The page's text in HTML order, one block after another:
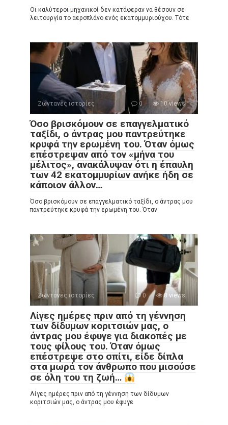
Οι καλύτεροι μηχανικοί δεν κατάφεραν να θέσουν σε
λειτουργία το αεροπλάνο ενός εκατομμυριούχου. Τότε
Ζωντανές ιστορίες 0 10 views
Όσο βρισκόμουν σε επαγγελματικό
ταξίδι, ο άντρας μου παντρεύτηκε
κρυφά την ερωμένη του. Όταν όμως
επέστρεψαν από τον «μήνα του
μέλιτος», ανακάλυψαν ότι η έπαυλη
των 42 εκατομμυρίων ανήκε ήδη σε
κάποιον άλλον…
Όσο βρισκόμουν σε επαγγελματικό ταξίδι, ο άντρας μου
παντρεύτηκε κρυφά την ερωμένη του. Όταν
Ζωντανές ιστορίες 0 8 views
Λίγες ημέρες πριν από τη γέννηση
των δίδυμων κοριτσιών μας, ο
άντρας μου έφυγε για διακοπές με
τους φίλους του. Όταν όμως
επέστρεψε στο σπίτι, είδε δίπλα
στα μωρά τον άνθρωπο που μισούσε
σε όλη του τη ζωή…
Λίγες ημέρες πριν από τη γέννηση των δίδυμων
κοριτσιών μας, ο άντρας μου έφυγε